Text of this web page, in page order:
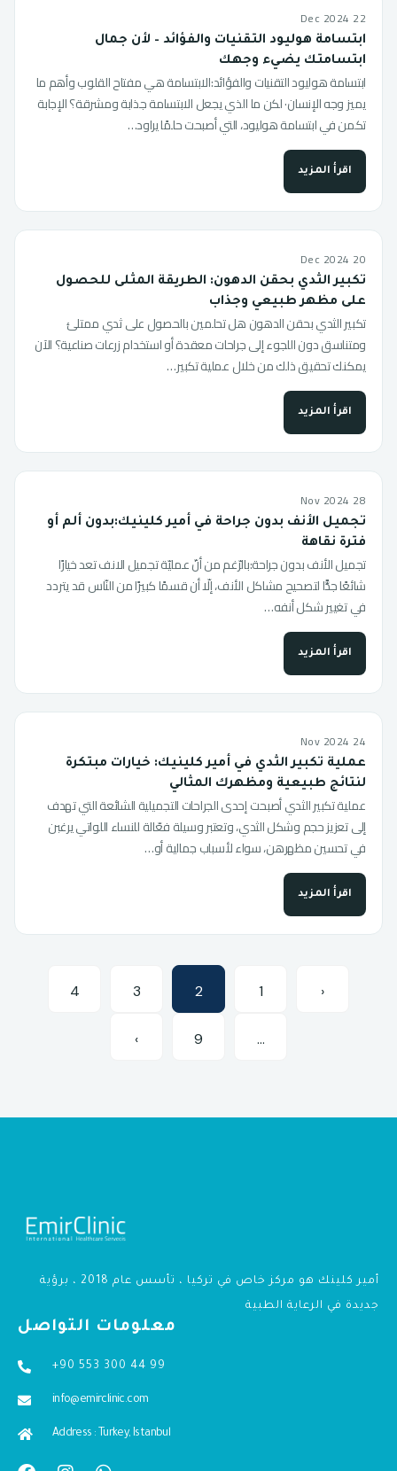
22 Dec 2024
ابتسامة هوليود التقنيات والفؤائد – لأن جمال
ابتسامتك يضيء وجهك
ابتسامة هوليود التقنيات والفؤائد:الابتسامة هي مفتاح القلوب وأهم ما
يميز وجه الإنسان· لكن ما الذي يجعل الابتسامة جذابة ومشرقة؟ الإجابة
تكمن في ابتسامة هوليود، التي أصبحت حلمًا يراود…
اقرأ المزيد
20 Dec 2024
تكبير الثدي بحقن الدهون: الطريقة المثلى للحصول
على مظهر طبيعي وجذاب
تكبير الثدي بحقن الدهون هل تحلمين بالحصول على ثدي ممتلئ
ومتناسق دون اللجوء إلى جراحات معقدة أو استخدام زرعات صناعية؟ الآن
يمكنك تحقيق ذلك من خلال عملية تكبير…
اقرأ المزيد
28 Nov 2024
تجميل الأنف بدون جراحة في أمير كلينيك:بدون ألم أو
فترة نقاهة
تجميل الأنف بدون جراحة:بالرّغم من أنّ عمليّة تجميل الانف تعد خيارًا
شائعًا جدًّا لتصحيح مشاكل الأنف، إلّا أن قسمًا كبيرًا من النّاس قد يتردد
في تغيير شكل أنفه…
اقرأ المزيد
24 Nov 2024
عملية تكبير الثدي في أمير كلينيك: خيارات مبتكرة
لنتائج طبيعية ومظهرك المثالي
عملية تكبير الثدي أصبحت إحدى الجراحات التجميلية الشائعة التي تهدف
إلى تعزيز حجم وشكل الثدي، وتعتبر وسيلة فعّالة للنساء اللواتي يرغبن
في تحسين مظهرهن، سواء لأسباب جمالية أو…
اقرأ المزيد
‹
1
2
3
4
…
9
›
أمير كلينك هو مركز خاص في تركيا ، تأسس عام 2018 ، برؤية
جديدة في الرعاية الطبية
معلومات التواصل
+90 553 300 44 99
info@emirclinic.com
Address : Turkey, Istanbul